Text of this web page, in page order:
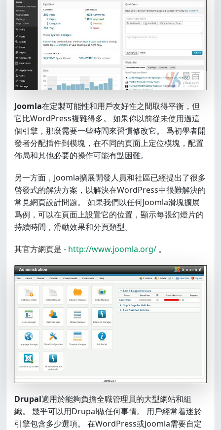
Joomla在定製可能性和用戶友好性之間取得平衡，但
它比WordPress複雜得多。 如果你以前從未使用過這
個引擎，那麼需要一些時間來習慣修改它。 爲初學者開
發者分配插件到模塊，在不同的頁面上定位模塊，配置
佈局和其他必要的操作可能有點困難。
另一方面，Joomla擴展開發人員和社區已經提出了很多
啓發式的解決方案，以解決在WordPress中很難解決的
常見網頁設計問題。 如果我們以任何Joomla滑塊擴展
爲例，可以在頁面上設置它的位置，顯示每張幻燈片的
持續時間，滑動效果和分頁類型。
其官方網頁是 - http://www.joomla.org/ 。
Drupal適用於能夠負擔全職管理員的大型網站和組
織。 幾乎可以用Drupal做任何事情。 用戶經常着迷於
引擎包含多少選項。 在WordPress或Joomla需要自定